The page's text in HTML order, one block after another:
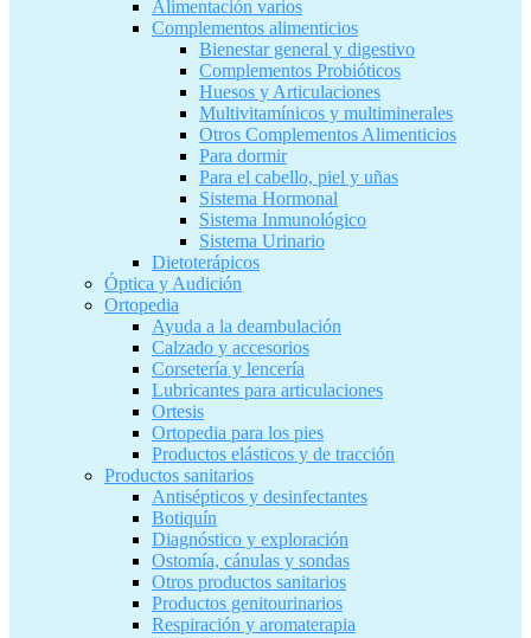
Alimentación varios
Complementos alimenticios
Bienestar general y digestivo
Complementos Probióticos
Huesos y Articulaciones
Multivitamínicos y multiminerales
Otros Complementos Alimenticios
Para dormir
Para el cabello, piel y uñas
Sistema Hormonal
Sistema Inmunológico
Sistema Urinario
Dietoterápicos
Óptica y Audición
Ortopedia
Ayuda a la deambulación
Calzado y accesorios
Corsetería y lencería
Lubricantes para articulaciones
Ortesis
Ortopedia para los pies
Productos elásticos y de tracción
Productos sanitarios
Antisépticos y desinfectantes
Botiquín
Diagnóstico y exploración
Ostomía, cánulas y sondas
Otros productos sanitarios
Productos genitourinarios
Respiración y aromaterapia